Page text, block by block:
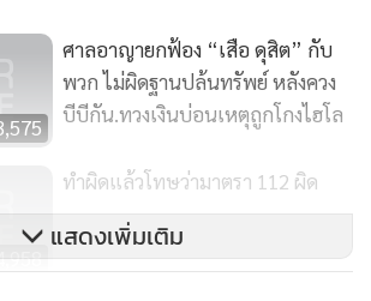
นตลาดเรดซิตี้ ก็ยังยืนยันเหมือนเดิม ไม่ว่าจะ
บ หรือแม้กระทั่งภาค 7 และหรือแม้กระทั่ง
ยืนยันเหมือนเดิม โดยที่ไม่มีพยานปากไหน
วันนี้ฝ่ายผมได้มีการซักค้านในฐานะฝ่ายถูก
ศาลอาญายกฟ้อง “เสือ ดุสิต” กับ
พวก ไม่ผิดฐานปล้นทรัพย์ หลังควง
บีบีกัน.ทวงเงินบ่อนเหตุถูกโกงไฮโล
ทำผิดแล้วโทษว่ามาตรา 112 ผิด
แสดงเพิ่มเติม